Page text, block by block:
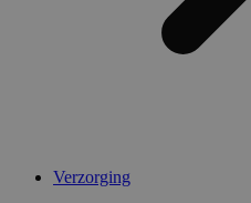
Verzorging